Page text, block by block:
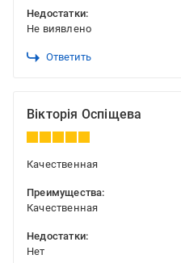
Недостатки:
Не виявлено
Ответить
Вікторія Оспіщева
Качественная
Преимущества:
Качественная
Недостатки:
Нет